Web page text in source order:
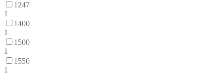
1247
1
1400
1
1500
1
1550
1